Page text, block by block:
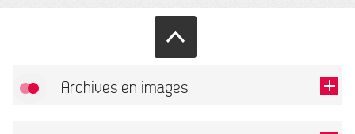
Archives en images